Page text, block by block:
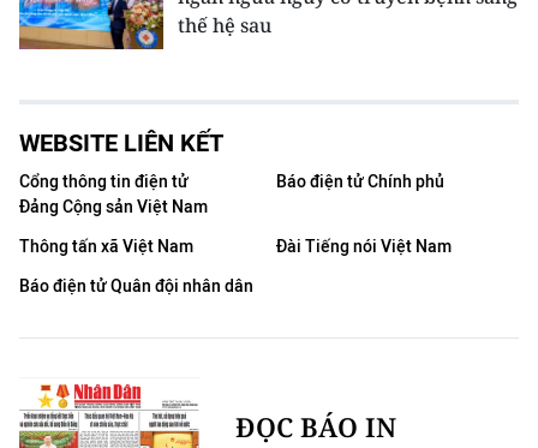
thế hệ sau
WEBSITE LIÊN KẾT
Cổng thông tin điện tử
Đảng Cộng sản Việt Nam
Báo điện tử Chính phủ
Thông tấn xã Việt Nam
Đài Tiếng nói Việt Nam
Báo điện tử Quân đội nhân dân
ĐỌC BÁO IN